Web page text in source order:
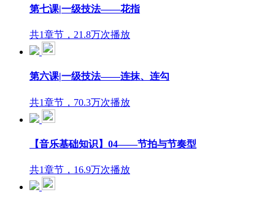
第七课|一级技法——花指
共1章节，21.8万次播放
第六课|一级技法——连抹、连勾
共1章节，70.3万次播放
【音乐基础知识】04——节拍与节奏型
共1章节，16.9万次播放